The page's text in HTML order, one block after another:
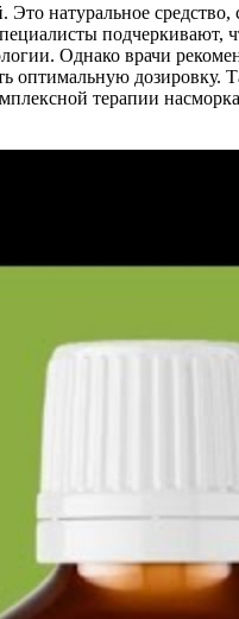
натуральное средство,
подчеркивают,
Однако врачи
оптимальную дозировку.
терапии